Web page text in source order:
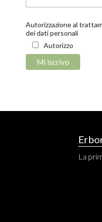
Autorizzazione al
dei dati personali
Autorizzo
La